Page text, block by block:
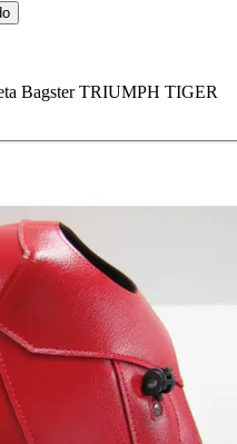
Bagster TRIUMPH TIGER